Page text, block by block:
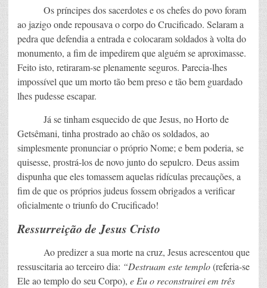
Os príncipes dos sacerdotes e os chefes do povo foram
ao jazigo onde repousava o corpo do Crucificado. Selaram a
pedra que defendia a entrada e colocaram soldados à volta do
monumento, a fim de impedirem que alguém se aproximasse.
Feito isto, retiraram-se plenamente seguros. Parecia-lhes
impossível que um morto tão bem preso e tão bem guardado
lhes pudesse escapar.
Já se tinham esquecido de que Jesus, no Horto de
Getsêmani, tinha prostrado ao chão os soldados, ao
simplesmente pronunciar o próprio Nome; e bem poderia, se
quisesse, prostrá-los de novo junto do sepulcro. Deus assim
dispunha que eles tomassem aquelas ridículas precauções, a
fim de que os próprios judeus fossem obrigados a verificar
oficialmente o triunfo do Crucificado!
Ressurreição de Jesus Cristo
Ao predizer a sua morte na cruz, Jesus acrescentou que
ressuscitaria ao terceiro dia: “Destruam este templo(referia-se
Ele ao templo do seu Corpo), e Eu o reconstruirei em três